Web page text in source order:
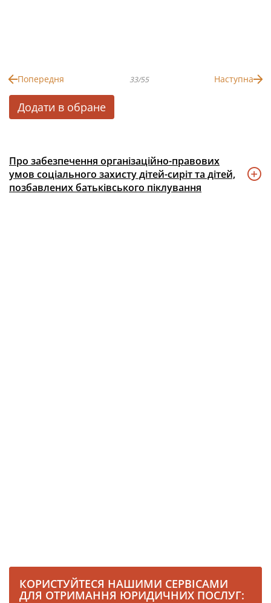
Попередня 33/55 Наступна
Додати в обране
Про забезпечення організаційно-правових
умов соціального захисту дітей-сиріт та дітей,
позбавлених батьківського піклування
КОРИСТУЙТЕСЯ НАШИМИ СЕРВІСАМИ
ДЛЯ ОТРИМАННЯ ЮРИДИЧНИХ ПОСЛУГ: